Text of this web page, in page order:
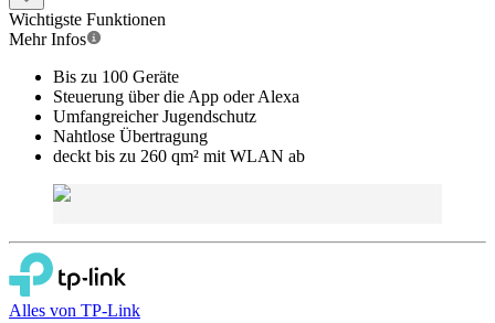
Wichtigste Funktionen
Mehr Infos
Bis zu 100 Geräte
Steuerung über die App oder Alexa
Umfangreicher Jugendschutz
Nahtlose Übertragung
deckt bis zu 260 qm² mit WLAN ab
Alles von TP-Link